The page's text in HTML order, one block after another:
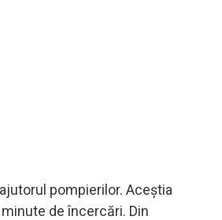
pompierilor. Aceștia
de încercări. Din